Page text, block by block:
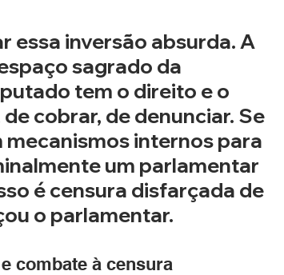
sagrado da
tem o direito e o
cobrar, de denunciar. Se
internos para
um parlamentar
é censura disfarçada de
o parlamentar.
combate à censura